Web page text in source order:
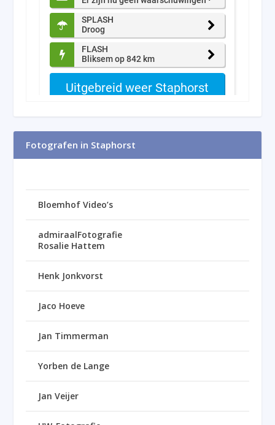
Fotografen in Staphorst
Bloemhof Video’s
admiraalFotografie
Rosalie Hattem
Henk Jonkvorst
Jaco Hoeve
Jan Timmerman
Yorben de Lange
Jan Veijer